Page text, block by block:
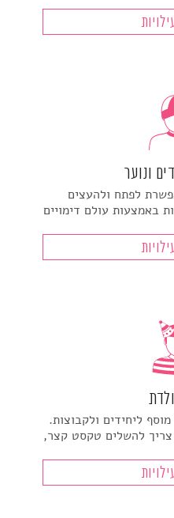
ונוער
לפתח ולהעצים
באמצעות עולם דימויים
ליחידים ולקבוצות.
צריך להשלים טקסט קצר,